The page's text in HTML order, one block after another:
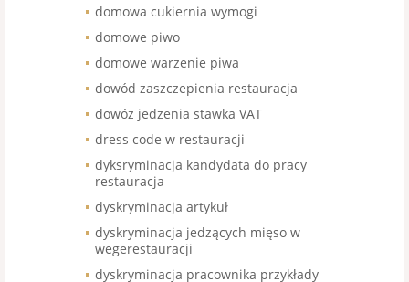
domowa cukiernia wymogi
domowe piwo
domowe warzenie piwa
dowód zaszczepienia restauracja
dowóz jedzenia stawka VAT
dress code w restauracji
dyksryminacja kandydata do pracy
restauracja
dyskryminacja artykuł
dyskryminacja jedzących mięso w
wegerestauracji
dyskryminacja pracownika przykłady